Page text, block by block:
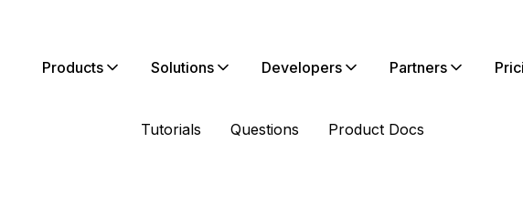
Products Solutions Developers Partners
Tutorials Questions Product Docs